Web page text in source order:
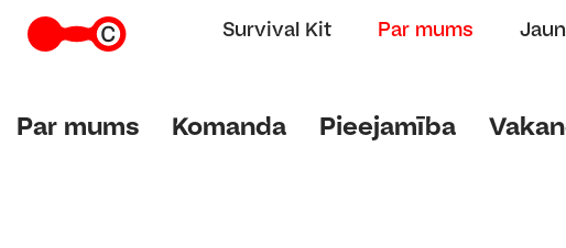
Survival Kit Par mums
Par mums Komanda Pieejamība